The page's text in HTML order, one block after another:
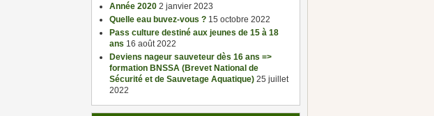
Année 2020 2 janvier 2023
Quelle eau buvez-vous ? 15 octobre 2022
Pass culture destiné aux jeunes de 15 à 18
ans 16 août 2022
Deviens nageur sauveteur dès 16 ans =>
formation BNSSA (Brevet National de
Sécurité et de Sauvetage Aquatique) 25 juillet
2022